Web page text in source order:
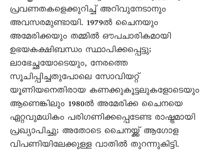
പ്രവണതകളെക്കുറിച്ച് അറിവുനേടാനും
അവസരമുണ്ടായി. 1979ൽ ചെെനയും
അമേരിക്കയും തമ്മിൽ ഔപചാരികമായി
ഉഭയകക്ഷിബന്ധം സ്ഥാപിക്കപ്പെട്ടു;
ലാഭേച്ഛയോടെയും, നേരത്തെ
സൂചിപ്പിച്ചതുപോലെ സോവിയറ്റ്
യൂണിയനെതിരായ കണക്കുകൂട്ടലുകളോടെയും
ആണെങ്കിലും 1980ൽ അമേരിക്ക ചെെനയെ
ഏറ്റവുമധികം പരിഗണിക്കപ്പെടേണ്ട രാഷ്ട്രമായി
പ്രഖ്യാപിച്ചു; അതോടെ ചെെനയ്ക്ക് ആഗോള
വിപണിയിലേക്കുള്ള വാതിൽ തുറന്നുകിട്ടി.